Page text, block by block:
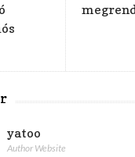
h
z
yatoo
Author Website